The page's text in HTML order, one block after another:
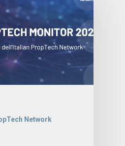
Network